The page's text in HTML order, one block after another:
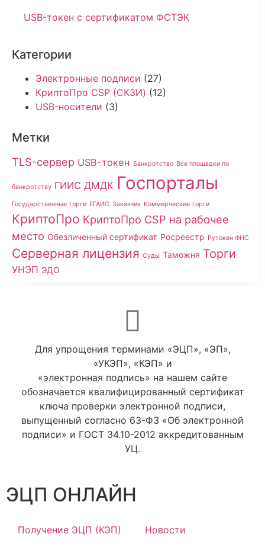
USB-токен с сертификатом ФСТЭК
Категории
Электронные подписи (27)
КриптоПро CSP (СКЗИ) (12)
USB-носители (3)
Метки
TLS-сервер USB-токен Банкротство Все площадки по
банкротству ГИИС ДМДК Госпорталы
Государственные торги ЕГАИС Заказчик Коммерческие торги
КриптоПро КриптоПро CSP на рабочее
место Обезличенный сертификат Росреестр Рутокен ФНС
Серверная лицензия Суды Таможня Торги
УНЭП ЭДО
Для упрощения терминами «ЭЦП», «ЭП»,
«УКЭП», «КЭП» и
«электронная подпись» на нашем сайте
обозначается квалифицированный сертификат
ключа проверки электронной подписи,
выпущенный согласно 63-ФЗ «Об электронной
подписи» и ГОСТ 34.10-2012 аккредитованным
УЦ.
ЭЦП ОНЛАЙН
Получение ЭЦП (КЭП) Новости